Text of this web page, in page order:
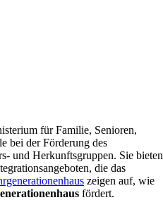
für Familie, Senioren,
bei der Förderung des
und Herkunftsgruppen. Sie bieten
die das
zeigen auf, wie
fördert.